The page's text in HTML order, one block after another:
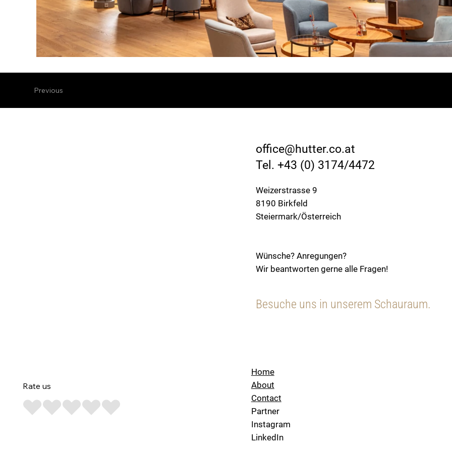
Previous
office@hutter.co.at
Tel. +43 (0) 3174/4472
Weizerstrasse 9
8190 Birkfeld
Steiermark/Österreich
Wünsche? Anregungen?
Wir beantworten gerne alle Fragen!
Besuche uns in unserem Schauraum.
Rate us
Home
About
Contact
Partner
Instagram
LinkedIn